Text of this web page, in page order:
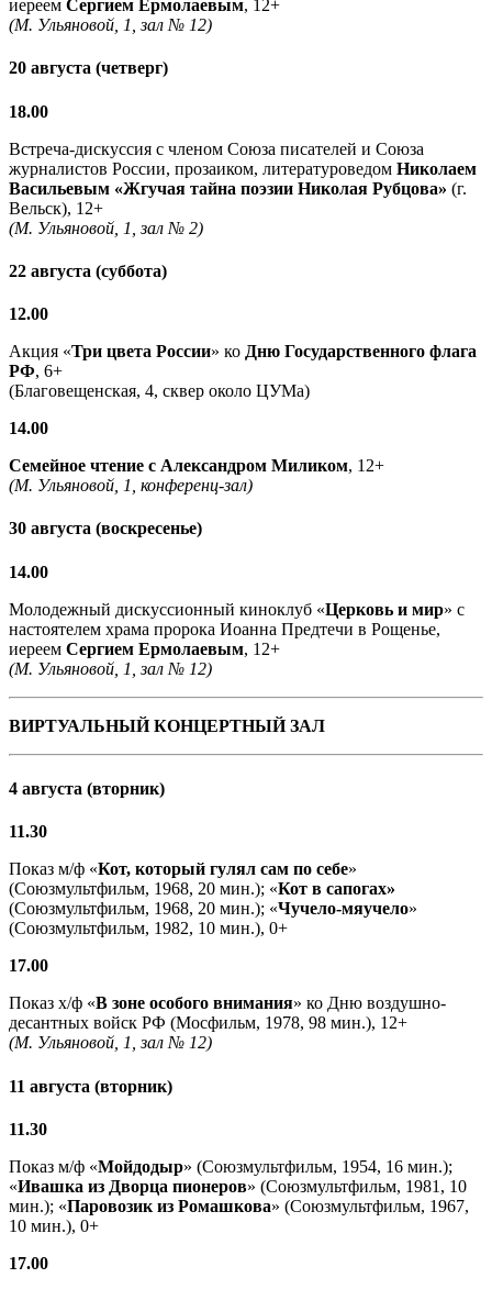
иереем Сергием Ермолаевым, 12+
(М. Ульяновой, 1, зал № 12)
20 августа (четверг)
18.00
Встреча-дискуссия с членом Союза писателей и Союза
журналистов России, прозаиком, литературоведом Николаем
Васильевым «Жгучая тайна поэзии Николая Рубцова» (г.
Вельск), 12+
(М. Ульяновой, 1, зал № 2)
22 августа (суббота)
12.00
Акция «Три цвета России» ко Дню Государственного флага
РФ, 6+
(Благовещенская, 4, сквер около ЦУМа)
14.00
Семейное чтение с Александром Миликом, 12+
(М. Ульяновой, 1, конференц-зал)
30 августа (воскресенье)
14.00
Молодежный дискуссионный киноклуб «Церковь и мир» с
настоятелем храма пророка Иоанна Предтечи в Рощенье,
иереем Сергием Ермолаевым, 12+
(М. Ульяновой, 1, зал № 12)
ВИРТУАЛЬНЫЙ КОНЦЕРТНЫЙ ЗАЛ
4 августа (вторник)
11.30
Показ м/ф «Кот, который гулял сам по себе»
(Союзмультфильм, 1968, 20 мин.); «Кот в сапогах»
(Союзмультфильм, 1968, 20 мин.); «Чучело-мяучело»
(Союзмультфильм, 1982, 10 мин.), 0+
17.00
Показ х/ф «В зоне особого внимания» ко Дню воздушно-
десантных войск РФ (Мосфильм, 1978, 98 мин.), 12+
(М. Ульяновой, 1, зал № 12)
11 августа (вторник)
11.30
Показ м/ф «Мойдодыр» (Союзмультфильм, 1954, 16 мин.);
«Ивашка из Дворца пионеров» (Союзмультфильм, 1981, 10
мин.); «Паровозик из Ромашкова» (Союзмультфильм, 1967,
10 мин.), 0+
17.00